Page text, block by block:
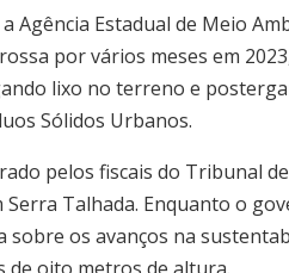
Agência Estadual de Meio
por vários meses em
lixo no terreno e
Sólidos Urbanos.
pelos fiscais do Tribunal
Talhada. Enquanto o
sobre os avanços na